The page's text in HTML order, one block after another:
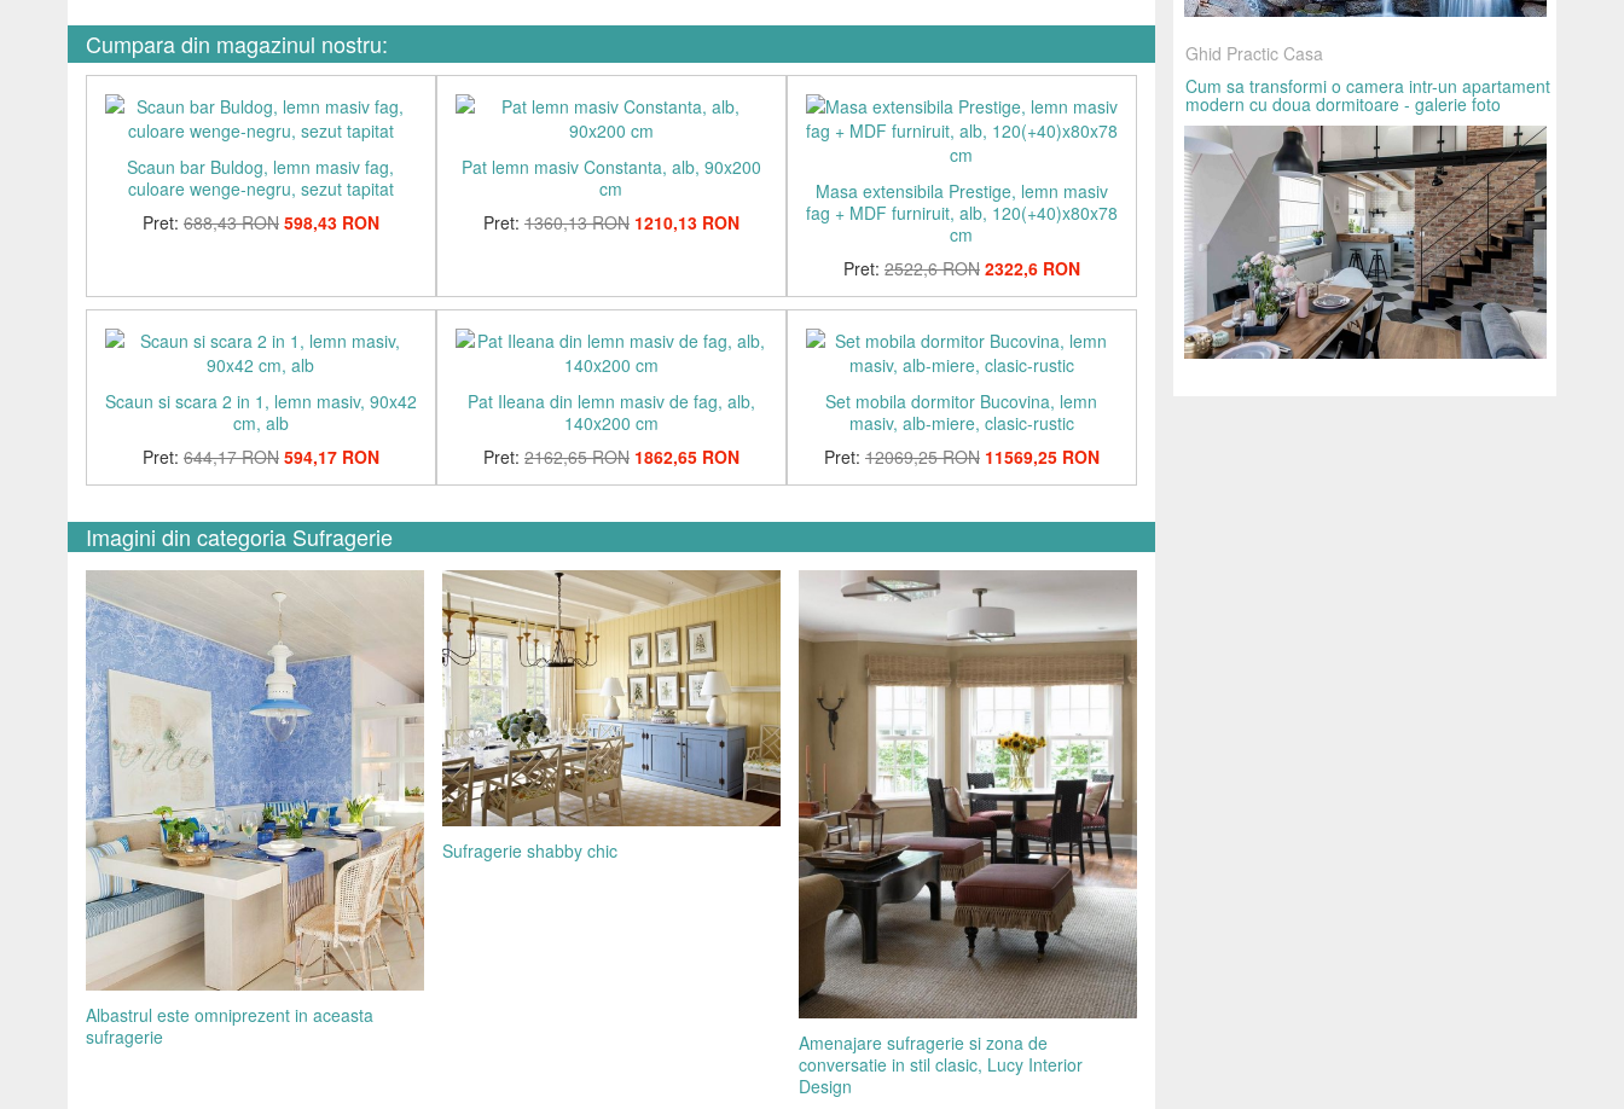
Cumpara din magazinul nostru:
Scaun bar Buldog, lemn masiv fag,
culoare wenge-negru, sezut tapitat
Pret: 688,43 RON 598,43 RON
Pat lemn masiv Constanta, alb, 90x200
cm
Pret: 1360,13 RON 1210,13 RON
Masa extensibila Prestige, lemn masiv
fag + MDF furniruit, alb, 120(+40)x80x78
cm
Pret: 2522,6 RON 2322,6 RON
Scaun si scara 2 in 1, lemn masiv, 90x42
cm, alb
Pret: 644,17 RON 594,17 RON
Pat Ileana din lemn masiv de fag, alb,
140x200 cm
Pret: 2162,65 RON 1862,65 RON
Set mobila dormitor Bucovina, lemn
masiv, alb-miere, clasic-rustic
Pret: 12069,25 RON 11569,25 RON
Imagini din categoria Sufragerie
Albastrul este omniprezent in aceasta
sufragerie
Sufragerie shabby chic
Amenajare sufragerie si zona de
conversatie in stil clasic, Lucy Interior
Design
Ghid Practic Casa
Cum sa transformi o camera intr-un apartament
modern cu doua dormitoare - galerie foto